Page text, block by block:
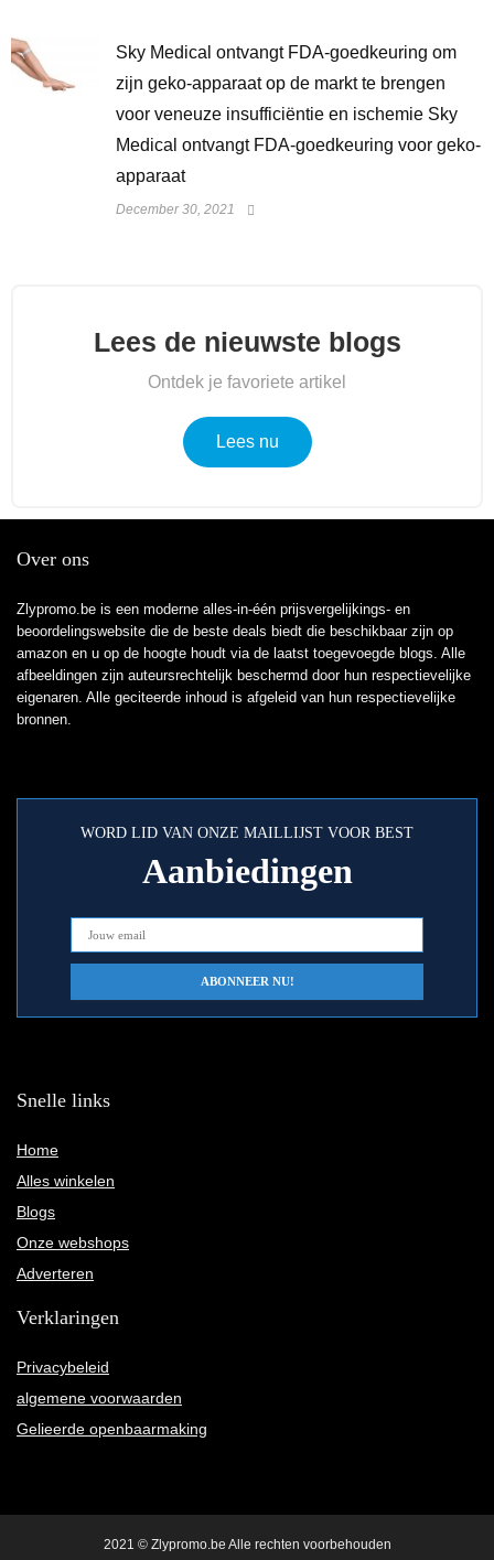
Sky Medical ontvangt FDA-goedkeuring om
zijn geko-apparaat op de markt te brengen
voor veneuze insufficiëntie en ischemie Sky
Medical ontvangt FDA-goedkeuring voor geko-
apparaat
December 30, 2021
Lees de nieuwste blogs
Ontdek je favoriete artikel
Lees nu
Over ons
Zlypromo.be is een moderne alles-in-één prijsvergelijkings- en
beoordelingswebsite die de beste deals biedt die beschikbaar zijn op
amazon en u op de hoogte houdt via de laatst toegevoegde blogs. Alle
afbeeldingen zijn auteursrechtelijk beschermd door hun respectievelijke
eigenaren. Alle geciteerde inhoud is afgeleid van hun respectievelijke
bronnen.
WORD LID VAN ONZE MAILLIJST VOOR BEST
Aanbiedingen
Snelle links
Home
Alles winkelen
Blogs
Onze webshops
Adverteren
Verklaringen
Privacybeleid
algemene voorwaarden
Gelieerde openbaarmaking
2021 © Zlypromo.be Alle rechten voorbehouden